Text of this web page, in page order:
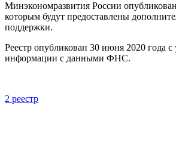
Минэкономразвития России
которым будут предоставлены
поддержки.
Реестр опубликован 30 июня 2020 года с
информации с данными ФНС.
2 реестр